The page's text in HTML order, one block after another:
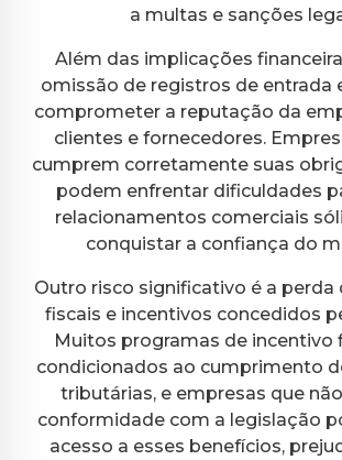
a multas e sanções
Além das implicações
omissão de registros de entrada
comprometer a reputação da
clientes e fornecedores.
cumprem corretamente suas
podem enfrentar dificuldades
relacionamentos comerciais
conquistar a confiança do
Outro risco significativo é a perda
fiscais e incentivos concedidos
Muitos programas de incentivo
condicionados ao cumprimento
tributárias, e empresas que
conformidade com a legislação
acesso a esses benefícios,